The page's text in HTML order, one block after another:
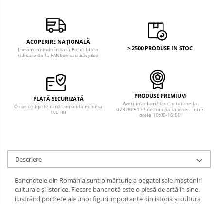
ACOPERIRE NAȚIONALĂ
Livrăm oriunde în țară Posibilitate
ridicare de la FANbox sau EasyBox
> 2500 PRODUSE IN STOC
PLATĂ SECURIZATĂ
Cu orice tip de card Comanda minima
100 lei
PRODUSE PREMIUM
Aveti intrebari? Contactati-ne la
0732805177 de luni pana vineri intre
orele 10:00-16:00
Descriere
Bancnotele din România sunt o mărturie a bogatei sale moșteniri
culturale și istorice. Fiecare bancnotă este o piesă de artă în sine,
ilustrând portrete ale unor figuri importante din istoria și cultura